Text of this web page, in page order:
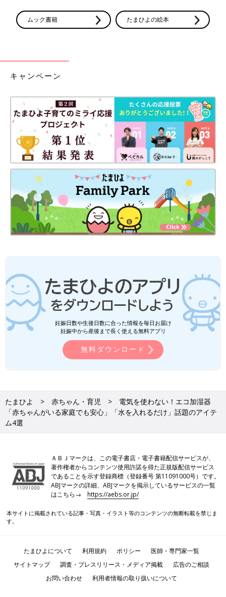
ムック書籍 たまひよの絵本
キャンペーン
妊娠日数や生後日数に合った情報を毎日お届け
妊娠中から産後まで長く使える無料アプリ
無料ダウンロード
たまひよ 赤ちゃん・育児
電気を使わない！エコ加湿器
「赤ちゃんがいる家庭でも安心」「水を入れるだけ」話題のアイテ
ム4選
ＡＢＪマークは、この電子書店・電子書籍配信サービスが、
著作権者からコンテンツ使用許諾を得た正規版配信サービス
であることを示す登録商標（登録番号 第11091000号）です。
ABJマークの詳細、ABJマークを掲示しているサービスの一覧
はこちら→https://aebs.or.jp/
本サイトに掲載されている記事・写真・イラスト等のコンテンツの無断転載を禁じま
す。
たまひよについて 利用規約 ポリシー
医師・専門家一覧
サイトマップ
調査・プレスリリース・メディア掲載
広告のご相談
お問い合わせ
利用者情報の取り扱いについて